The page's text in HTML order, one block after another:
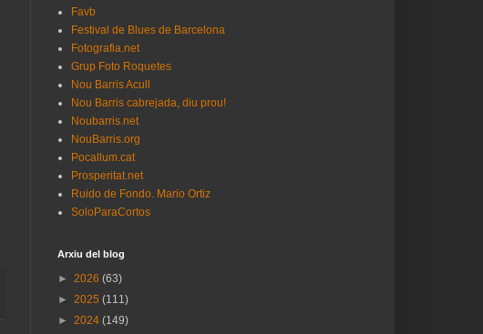
Favb
Festival de Blues de Barcelona
Fotografia.net
Grup Foto Roquetes
Nou Barris Acull
Nou Barris cabrejada, diu prou!
Noubarris.net
NouBarris.org
Pocallum.cat
Prosperitat.net
Ruido de Fondo. Mario Ortiz
SoloParaCortos
Arxiu del blog
► 2026 (63)
► 2025 (111)
► 2024 (149)